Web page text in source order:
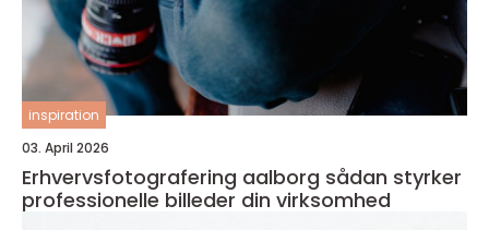
inspiration
03. April 2026
Erhvervsfotografering aalborg sådan styrker
professionelle billeder din virksomhed